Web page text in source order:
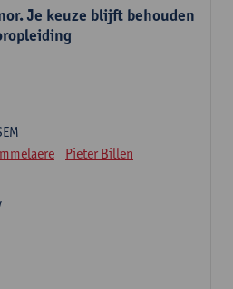
Je keuze blijft behouden
Pieter Billen